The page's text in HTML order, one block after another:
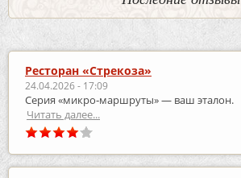
Ресторан «Стрекоза»
24.04.2026 - 17:09
Серия «микро‑маршруты» — ваш эталон.
Читать далее...